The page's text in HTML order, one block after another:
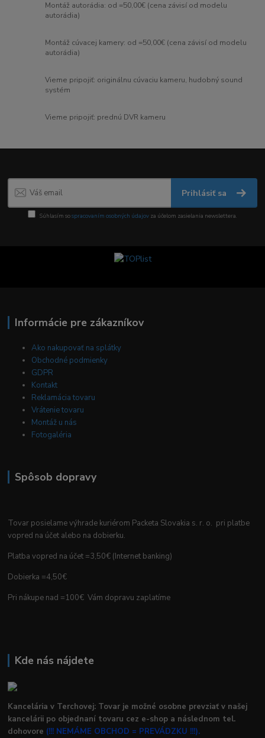
Montáž autorádia: od =50,00€ (cena závisí od modelu
autorádia)
Montáž cúvacej kamery: od =50,00€ (cena závisí od modelu
autorádia)
Vieme pripojiť: originálnu cúvaciu kameru, hudobný sound
systém
Vieme pripojiť: prednú DVR kameru
Prihlásiť sa
Súhlasím sospracovaním osobných údajov za účelom zasielania newslettera.
Informácie pre zákazníkov
Ako nakupovať na splátky
Obchodné podmienky
GDPR
Kontakt
Reklamácia tovaru
Vrátenie tovaru
Montáž u nás
Fotogaléria
Spôsob dopravy
Tovar posielame výhrade kuriérom Packeta Slovakia s. r. o. pri platbe
vopred na účet alebo na dobierku.
Platba vopred na účet =3,50€ (Internet banking)
Dobierka =4,50€
Pri nákupe nad =100€ Vám dopravu zaplatíme
Kde nás nájdete
Kancelária v Terchovej: Tovar je možné osobne prevziať v našej
kancelárii po objednaní tovaru cez e-shop a následnom tel.
dohovore (!!! NEMÁME OBCHOD = PREVÁDZKU !!!).